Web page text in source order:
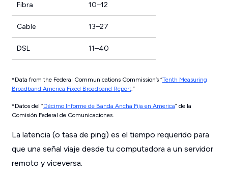
Fibra 10–12
Cable 13–27
DSL 11–40
*Data from the Federal Communications Commission’s “Tenth Measuring
Broadband America Fixed Broadband Report.”
*Datos del “Décimo Informe de Banda Ancha Fija en America” de la
Comisión Federal de Comunicaciones.
La latencia (o tasa de ping) es el tiempo requerido para
que una señal viaje desde tu computadora a un servidor
remoto y viceversa.